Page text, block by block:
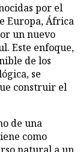
por el
Europa, África
un nuevo
Este enfoque,
de los
se
construir el
de una
como
natural a un